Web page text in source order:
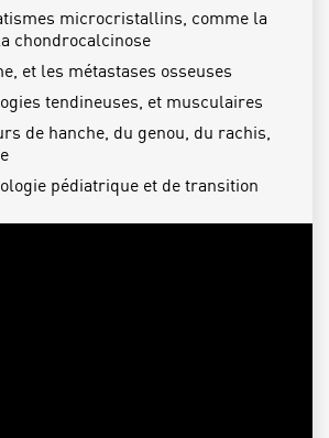
microcristallins, comme la
chondrocalcinose
et les métastases osseuses
tendineuses, et musculaires
de hanche, du genou, du rachis,
pédiatrique et de transition